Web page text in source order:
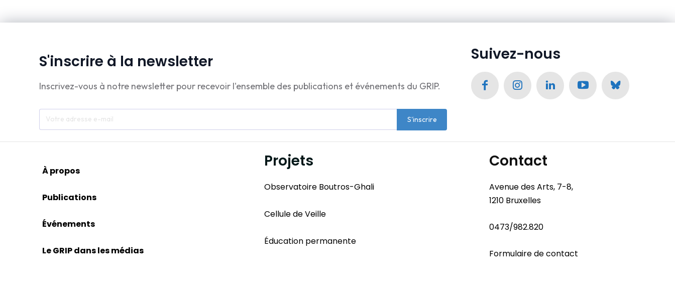
S'inscrire à la newsletter
Inscrivez-vous à notre newsletter pour recevoir l'ensemble des publications et événements du GRIP.
S'inscrire
Suivez-nous
À propos
Publications
Événements
Le GRIP dans les médias
Projets
Observatoire Boutros-Ghali
Cellule de Veille
Éducation permanente
Contact
Avenue des Arts, 7-8,
1210 Bruxelles
0473/982.820
Formulaire de contact